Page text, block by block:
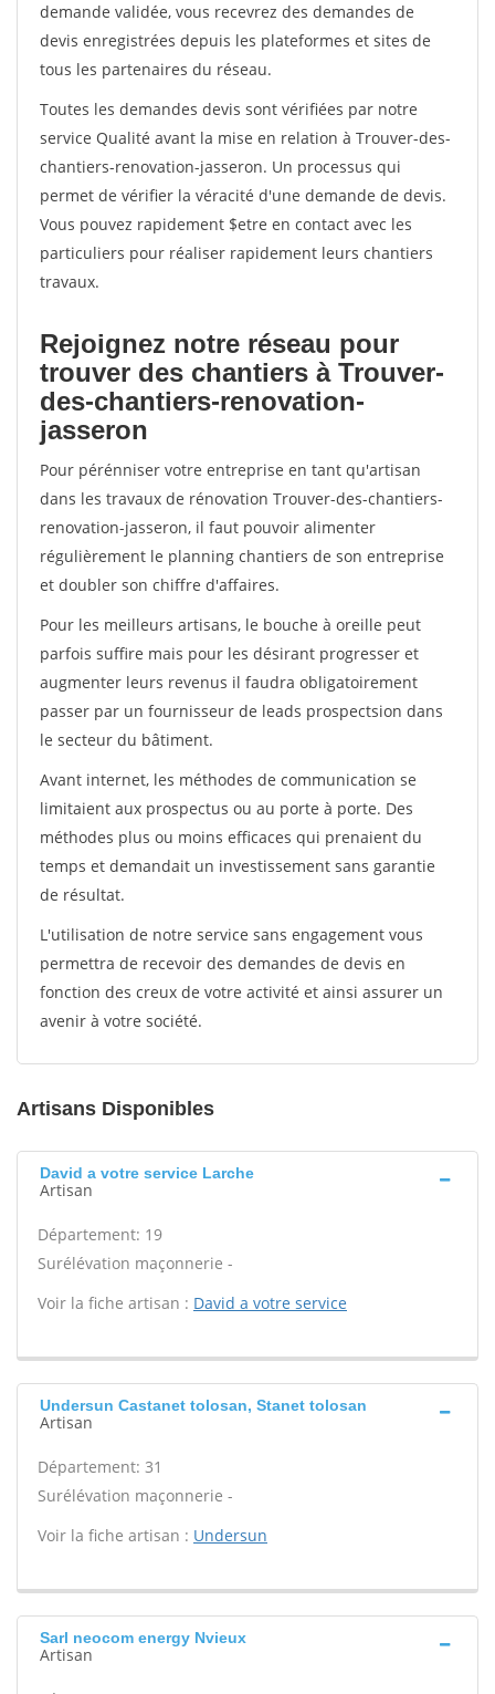
demande validée, vous recevrez des demandes de
devis enregistrées depuis les plateformes et sites de
tous les partenaires du réseau.
Toutes les demandes devis sont vérifiées par notre
service Qualité avant la mise en relation à Trouver-des-
chantiers-renovation-jasseron. Un processus qui
permet de vérifier la véracité d'une demande de devis.
Vous pouvez rapidement $etre en contact avec les
particuliers pour réaliser rapidement leurs chantiers
travaux.
Rejoignez notre réseau pour
trouver des chantiers à Trouver-
des-chantiers-renovation-
jasseron
Pour pérénniser votre entreprise en tant qu'artisan
dans les travaux de rénovation Trouver-des-chantiers-
renovation-jasseron, il faut pouvoir alimenter
régulièrement le planning chantiers de son entreprise
et doubler son chiffre d'affaires.
Pour les meilleurs artisans, le bouche à oreille peut
parfois suffire mais pour les désirant progresser et
augmenter leurs revenus il faudra obligatoirement
passer par un fournisseur de leads prospectsion dans
le secteur du bâtiment.
Avant internet, les méthodes de communication se
limitaient aux prospectus ou au porte à porte. Des
méthodes plus ou moins efficaces qui prenaient du
temps et demandait un investissement sans garantie
de résultat.
L'utilisation de notre service sans engagement vous
permettra de recevoir des demandes de devis en
fonction des creux de votre activité et ainsi assurer un
avenir à votre société.
Artisans Disponibles
David a votre service Larche
Artisan
Département: 19
Surélévation maçonnerie -
Voir la fiche artisan : David a votre service
Undersun Castanet tolosan, Stanet tolosan
Artisan
Département: 31
Surélévation maçonnerie -
Voir la fiche artisan : Undersun
Sarl neocom energy Nvieux
Artisan